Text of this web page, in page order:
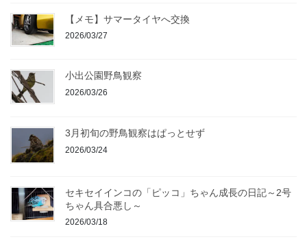
【メモ】サマータイヤへ交換
2026/03/27
小出公園野鳥観察
2026/03/26
3月初旬の野鳥観察はぱっとせず
2026/03/24
セキセイインコの「ピッコ」ちゃん成長の日記～2号
ちゃん具合悪し～
2026/03/18